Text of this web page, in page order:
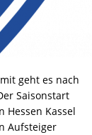
geht es nach
Saisonstart
Hessen Kassel
Aufsteiger